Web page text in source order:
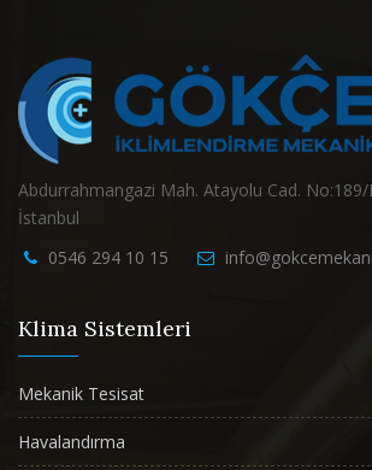
Abdurrahmangazi Mah. Atayolu Cad.
İstanbul
0546 294 10 15
Klima Sistemleri
Mekanik Tesisat
Havalandırma